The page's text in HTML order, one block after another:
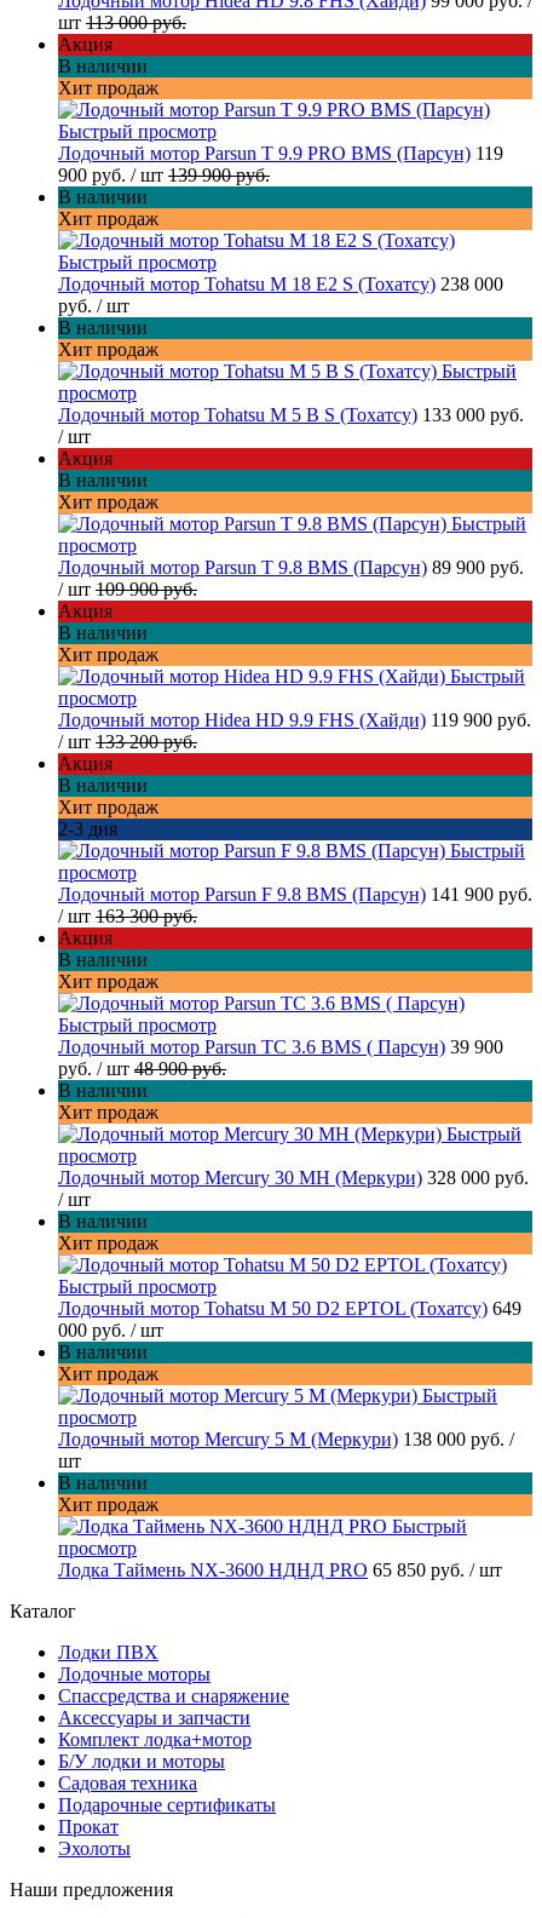
шт 113 000 руб.
Акция
В наличии
Хит продаж
Быстрый просмотр
Лодочный мотор Parsun T 9.9 PRO BMS (Парсун) 119
900 руб. / шт 139 900 руб.
В наличии
Хит продаж
Быстрый просмотр
Лодочный мотор Tohatsu M 18 E2 S (Тохатсу) 238 000
руб. / шт
В наличии
Хит продаж
Быстрый
просмотр
Лодочный мотор Tohatsu M 5 B S (Тохатсу) 133 000 руб.
/ шт
Акция
В наличии
Хит продаж
Быстрый
просмотр
Лодочный мотор Parsun T 9.8 BMS (Парсун) 89 900 руб.
/ шт 109 900 руб.
Акция
В наличии
Хит продаж
Быстрый
просмотр
Лодочный мотор Hidea HD 9.9 FHS (Хайди) 119 900 руб.
/ шт 133 200 руб.
Акция
В наличии
Хит продаж
2-3 дня
Быстрый
просмотр
Лодочный мотор Parsun F 9.8 BMS (Парсун) 141 900 руб.
/ шт 163 300 руб.
Акция
В наличии
Хит продаж
Быстрый просмотр
Лодочный мотор Parsun TC 3.6 BMS ( Парсун) 39 900
руб. / шт 48 900 руб.
В наличии
Хит продаж
Быстрый
просмотр
Лодочный мотор Mercury 30 MH (Меркури) 328 000 руб.
/ шт
В наличии
Хит продаж
Быстрый просмотр
Лодочный мотор Tohatsu M 50 D2 EPTOL (Тохатсу) 649
000 руб. / шт
В наличии
Хит продаж
Быстрый
просмотр
Лодочный мотор Mercury 5 M (Меркури) 138 000 руб. /
шт
В наличии
Хит продаж
Быстрый
просмотр
Лодка Таймень NX-3600 НДНД PRO 65 850 руб. / шт
Каталог
Лодки ПВХ
Лодочные моторы
Спассредства и снаряжение
Аксессуары и запчасти
Комплект лодка+мотор
Б/У лодки и моторы
Садовая техника
Подарочные сертификаты
Прокат
Эхолоты
Наши предложения